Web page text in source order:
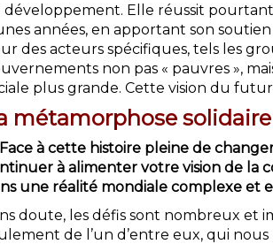
développement. Elle réussit pourtant
années, en apportant son
des acteurs spécifiques, tels les
non pas « pauvres »,
plus grande. Cette vision du futur
métamorphose solidaire
Face à cette histoire pleine de
à alimenter votre vision de la
une réalité mondiale complexe et
doute, les défis sont nombreux et
de l’un d’entre eux, qui